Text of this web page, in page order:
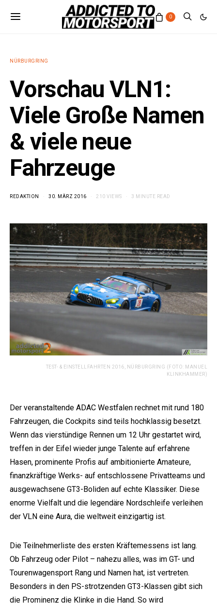
0
NÜRBURGRING
Vorschau VLN1:
Viele Große Namen
& viele neue
Fahrzeuge
REDAKTION 30. MÄRZ 2016 210 VIEWS 3 MINUTE READ
TEST- & EINSTELLFAHRTEN 2016, NÜRBURGRING (FOTO: MANUEL
KLINKHAMMER)
Der veranstaltende ADAC Westfalen rechnet mit rund 180
Fahrzeugen, die Cockpits sind teils hochklassig besetzt.
Wenn das vierstündige Rennen um 12 Uhr gestartet wird,
treffen in der Eifel wieder junge Talente auf erfahrene
Hasen, prominente Profis auf ambitionierte Amateure,
finanzkräftige Werks- auf entschlossene Privatteams und
ausgewachsene GT3-Boliden auf echte Klassiker. Diese
enorme Vielfalt und die legendäre Nordschleife verleihen
der VLN eine Aura, die weltweit einzigartig ist.
Die Teilnehmerliste des ersten Kräftemessens ist lang.
Ob Fahrzeug oder Pilot – nahezu alles, was im GT- und
Tourenwagensport Rang und Namen hat, ist vertreten.
Besonders in den PS-strotzenden GT3-Klassen gibt sich
die Prominenz die Klinke in die Hand. So wird